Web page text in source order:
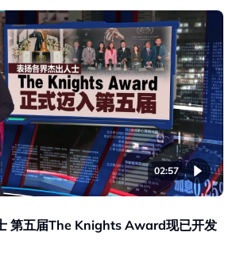
02:57
第五届The Knights Award现已开发